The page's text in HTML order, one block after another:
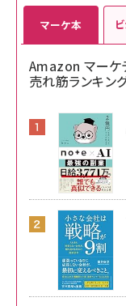
マーケ本
Amazon マーケ
売れ筋ランキン